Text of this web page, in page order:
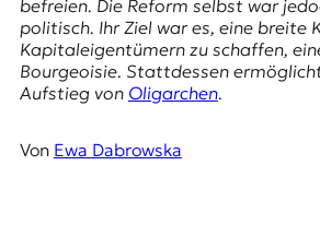
D
E
R
befreien. Die Reform selbst war
politisch. Ihr Ziel war es, eine breite
Kapitaleigentümern zu schaffen,
Bourgeoisie. Stattdessen
Aufstieg von Oligarchen.
Von Ewa Dabrowska